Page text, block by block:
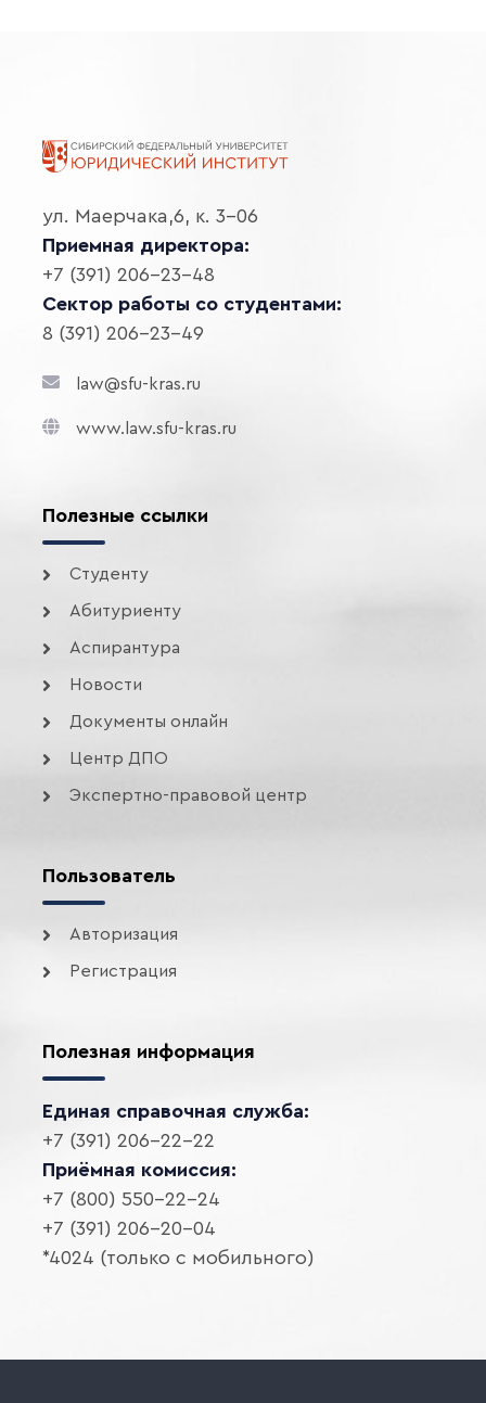
ул. Маерчака,6, к. 3-06
Приемная директора:
+7 (391) 206-23-48
Сектор работы со студентами:
8 (391) 206-23-49
law@sfu-kras.ru
www.law.sfu-kras.ru
Полезные ссылки
Студенту
Абитуриенту
Аспирантура
Новости
Документы онлайн
Центр ДПО
Экспертно-правовой центр
Пользователь
Авторизация
Регистрация
Полезная информация
Единая справочная служба:
+7 (391) 206-22-22
Приёмная комиссия:
+7 (800) 550-22-24
+7 (391) 206-20-04
*4024 (только с мобильного)